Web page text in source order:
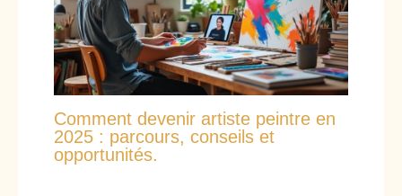
Comment devenir artiste peintre en
2025 : parcours, conseils et
opportunités.